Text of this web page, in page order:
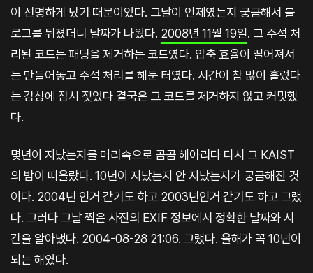
이 선명하게 났기 때문이었다. 그날이 언제였는지 궁금해서 블
로그를 뒤졌더니 날짜가 나왔다. 2008년 11월 19일. 그 주석 처
리된 코드는 패딩을 제거하는 코드였다. 압축 효율이 떨어져서
는 만들어놓고 주석 처리를 해둔 터였다. 시간이 참 많이 흘렀다
는 감상에 잠시 젖었다 결국은 그 코드를 제거하지 않고 커밋했
다.
몇년이 지났는지를 머리속으로 곰곰 헤아리다 다시 그 KAIST
의 밤이 떠올랐다. 10년이 지났는지 안 지났는지가 궁금해진 것
이다. 2004년 인거 같기도 하고 2003년인거 같기도 하고 그랬
다. 그러다 그날 찍은 사진의 EXIF 정보에서 정확한 날짜와 시
간을 알아냈다. 2004-08-28 21:06. 그랬다. 올해가 꼭 10년이
되는 해였다.